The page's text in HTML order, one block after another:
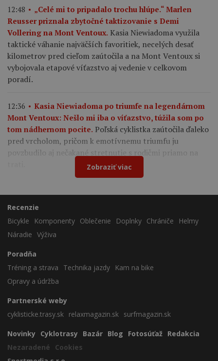
12:48
„Celé mi to pripadalo trochu hlúpe.“ Marlen
Reusser priznala zbytočné taktizovanie s Demi
Vollering na Mont Ventoux. Kasia Niewiadoma využila
taktické váhanie najväčších favoritiek, necelých desať
kilometrov pred cieľom zaútočila a na Mont Ventoux si
vybojovala etapové víťazstvo aj vedenie v celkovom
poradí.
12:36
Kasia Niewiadoma po triumfe na legendárnom
Mont Ventoux: Nešlo mi iba o víťazstvo, túžila som po
tom nádhernom pocite. Poľská cyklistka zaútočila ďaleko
pred vrcholom, pričom k emotívnemu triumfu ju
povzbudilo aj nečakané stretnutie s rodičmi priamo na
Zobraziť viac
Recenzie
Bicykle
Komponenty Oblečenie Doplnky Chrániče
Helmy
Náradie Výživa
Poradňa
Tréning a strava
Technika jazdy
Kam na bike
Opravy a údržba
Partnerské weby
cyklisticke.trasy.sk relaxmagazin.sk surfmagazin.sk
Novinky Cyklotrasy Bazár Blog Fotosúťaž Redakcia
Nezaradené
Cookies